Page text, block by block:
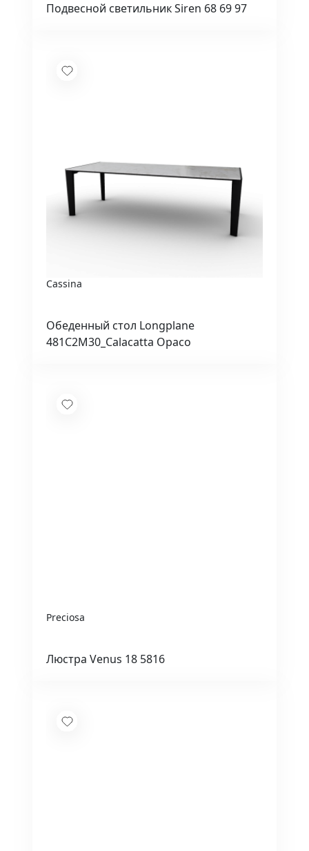
Подвесной светильник Siren 68 69 97
Cassina
Обеденный стол Longplane
481C2M30_Calacatta Opaco
Preciosa
Люстра Venus 18 5816